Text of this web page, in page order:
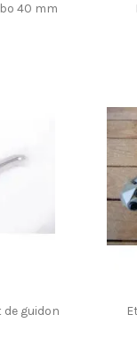
40 mm
guidon